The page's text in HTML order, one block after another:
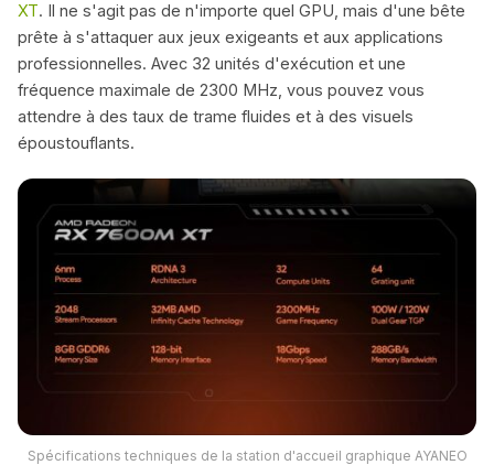
XT. Il ne s'agit pas de n'importe quel GPU, mais d'une bête
prête à s'attaquer aux jeux exigeants et aux applications
professionnelles. Avec 32 unités d'exécution et une
fréquence maximale de 2300 MHz, vous pouvez vous
attendre à des taux de trame fluides et à des visuels
époustouflants.
Spécifications techniques de la station d'accueil graphique AYANEO